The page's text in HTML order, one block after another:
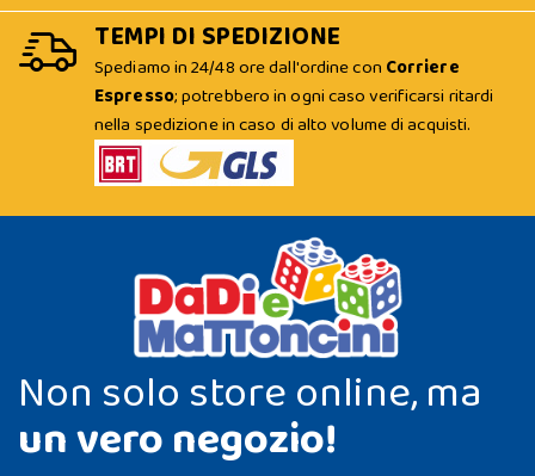
TEMPI DI SPEDIZIONE
Spediamo in 24/48 ore dall'ordine con Corriere
Espresso; potrebbero in ogni caso verificarsi ritardi
nella spedizione in caso di alto volume di acquisti.
Non solo store online, ma
un vero negozio!